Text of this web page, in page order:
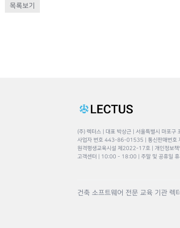
목록보기
(주) 렉터스 | 대표 박상근 | 서울특별시 마포
사업자 번호 443-86-01535 | 통신판매번
원격평생교육시설 제2022-17호 | 개인정보책
고객센터 | 10:00 - 18:00 | 주말 및 공휴일 휴
건축 소프트웨어 전문 교육 기관 렉